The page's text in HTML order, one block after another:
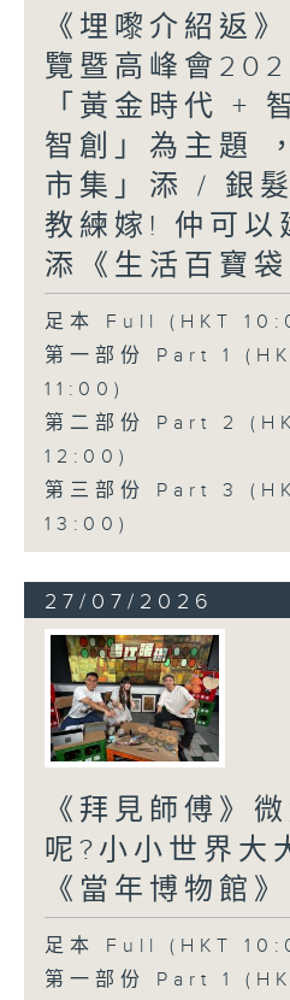
《埋嚟介紹返
覽暨高峰會
「黃金時代 +
智創」為主題
市集」添 / 銀
教練嫁! 仲可以
添《生活百寶袋
足本 Full (HKT
第一部份 Part 1
11:00)
第二部份 Part 2
12:00)
第三部份 Part 3
13:00)
27/07/2026
《拜見師傅》
呢?小小世界大
《當年博物館》
足本 Full (HKT
第一部份 Part 1